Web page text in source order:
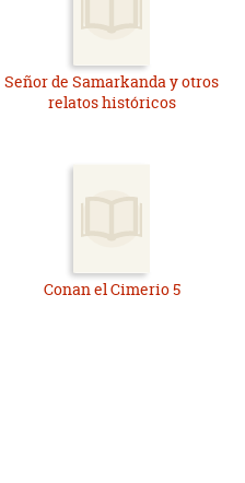
Señor de Samarkanda y otros
relatos históricos
Conan el Cimerio 5